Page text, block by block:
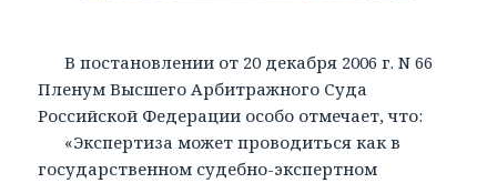
В постановлении от 20 декабря 2006 г. N 66
Пленум Высшего Арбитражного Суда
Российской Федерации особо отмечает, что:
«Экспертиза может проводиться как в
государственном судебно-экспертном